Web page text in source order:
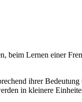
beim Lernen einer
ihrer
in kleinere